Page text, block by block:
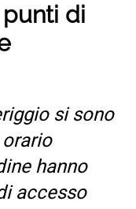
di
si sono
hanno
accesso